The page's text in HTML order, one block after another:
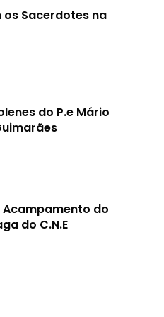
os Sacerdotes na
do P.e Mário
do
do C.N.E